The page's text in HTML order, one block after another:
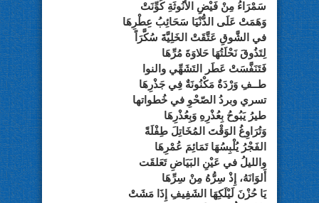
سَمْرَاءُ مِنْ فَيْضِ الأُنُوثَةِ كُوِّنَتْ
وَهَمَتْ عَلَى الدُّنْيَا سَحَائِبُ عِطْرِهَا
في الشَّوقِ عَتَّقَتْ الخَلِيَّةَ سُكَّرَاً
لِتَذُوقَ نَحْلَتُهَا حَلاوَةَ مُرِّهَا
فَتَنَفَّسَتْ عَطَر التَشَهِّي والنوا
طــفِ وَرْدَةٌ مَكْنُونَةٌ فِي جَذْرِهَا
تسري وبردُ الصّحْوِ في خُطواتها
طيرُ يَبُوحُ بِعُذْرِهِ وَبِعُذْرِهَا
وَتُرَاوِغُ الوَقْتَ المُخَاتِلَ طِفْلَةً
الفَجْرُ يُلْبِسُهَا تَمَائِمَ عُمْرِهَا
والليلُ في عَيْنِ البَيَاضِ تَعَلقَت
أَلوَانَهُ، إِذْ سِرُّهُ مِنْ سِرِّهَا
يَا حُزْنَ لَيْلَكِهَا الشَفِيفِ إِذَا مَشَتْ